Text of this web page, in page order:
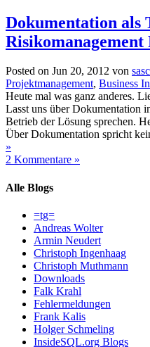
Dokumentation als
Risikomanagement
Posted on Jun 20, 2012 von
Projektmanagement, Business
Heute mal was ganz anderes.
Lasst uns über Dokumentation
Betrieb der Lösung sprechen.
Über Dokumentation spricht
»
2 Kommentare »
Alle Blogs
=tg=
Andreas Wolter
Armin Neudert
Christoph Ingenhaag
Christoph Muthmann
Downloads
Falk Krahl
Fehlermeldungen
Frank Kalis
Holger Schmeling
InsideSQL.org Blogs